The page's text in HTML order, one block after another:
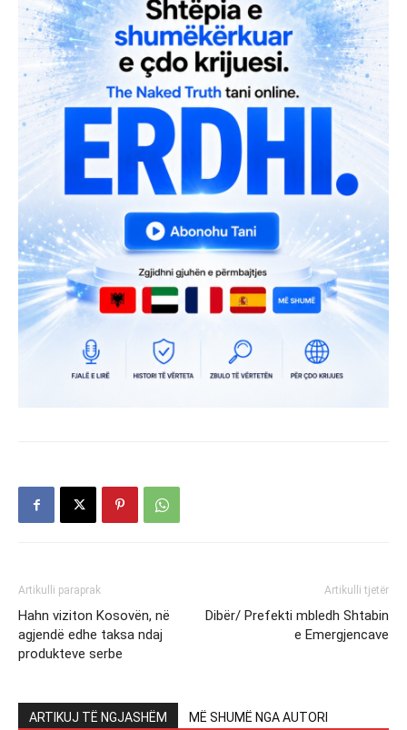
Artikulli paraprak
Hahn viziton Kosovën, në
agjendë edhe taksa ndaj
produkteve serbe
Artikulli tjetër
Dibër/ Prefekti mbledh Shtabin
e Emergjencave
ARTIKUJ TË NGJASHËM MË SHUMË NGA AUTORI